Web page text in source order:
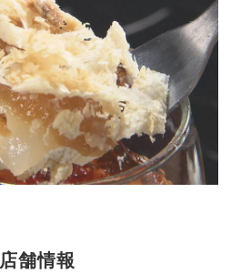
店舗情報